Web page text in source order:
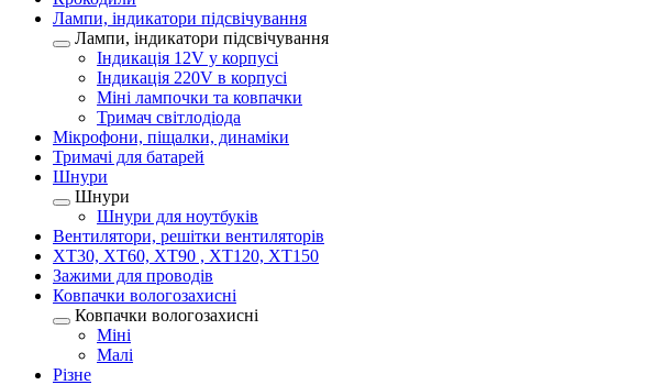
Лампи, індикатори підсвічування
Лампи, індикатори підсвічування
Індикація 12V у корпусі
Індикація 220V в корпусі
Міні лампочки та ковпачки
Тримач світлодіода
Мікрофони, піщалки, динаміки
Тримачі для батарей
Шнури
Шнури
Шнури для ноутбуків
Вентилятори, решітки вентиляторів
XT30, XT60, XT90 , XT120, XT150
Зажими для проводів
Ковпачки вологозахисні
Ковпачки вологозахисні
Міні
Малі
Різне